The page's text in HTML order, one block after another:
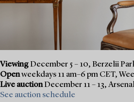
ViewingDecember 5 – 10, Berzelii
Openweekdays 11 am–6 pm CET,
Live auctionDecember 11 – 13,
See auction schedule